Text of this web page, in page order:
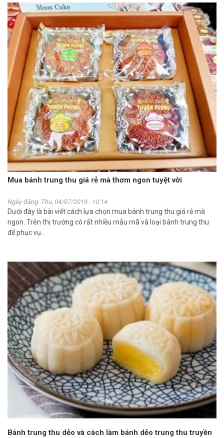
Mua bánh trung thu giá rẻ mà thơm ngon tuyệt vời
Ngày đăng: Thu, 04/07/2019 - 10:14
Dưới đây là bài viết cách lựa chọn mua bánh trung thu giá rẻ mà
ngon. Trên thị trường có rất nhiều mẫu mã và loại bánh trung thu
để phục vụ...
Bánh trung thu dẻo và cách làm bánh dẻo trung thu truyền